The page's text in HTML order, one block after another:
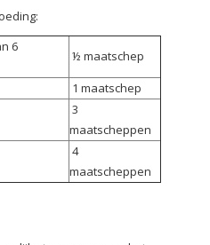
6
½ maatschep
1 maatschep
3
maatscheppen
4
maatscheppen